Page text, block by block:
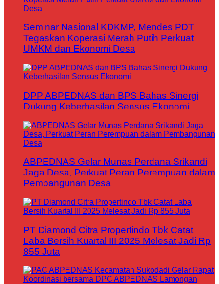
Seminar Nasional KDKMP, Mendes PDT
Tegaskan Koperasi Merah Putih Perkuat
UMKM dan Ekonomi Desa
DPP ABPEDNAS dan BPS Bahas Sinergi
Dukung Keberhasilan Sensus Ekonomi
ABPEDNAS Gelar Munas Perdana Srikandi
Jaga Desa, Perkuat Peran Perempuan dalam
Pembangunan Desa
PT Diamond Citra Propertindo Tbk Catat
Laba Bersih Kuartal III 2025 Melesat Jadi Rp
855 Juta